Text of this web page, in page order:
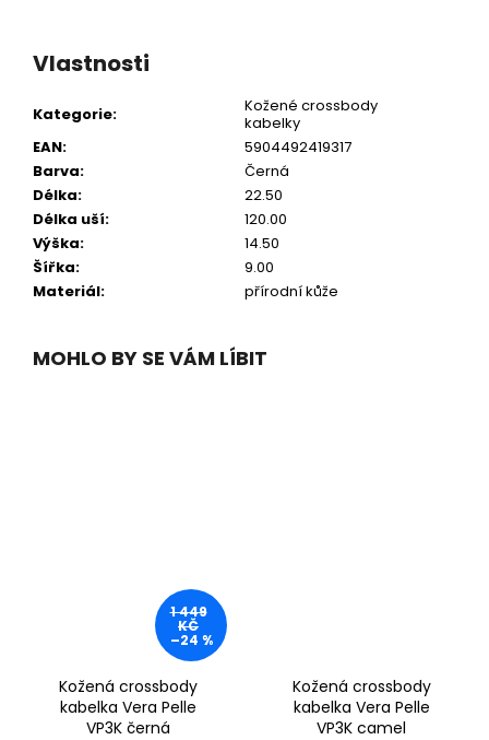
Vlastnosti
Kategorie:
Kožené crossbody
kabelky
EAN:
5904492419317
Barva:
Černá
Délka:
22.50
Délka uší:
120.00
Výška:
14.50
Šířka:
9.00
Materiál: přírodní kůže
MOHLO BY SE VÁM LÍBIT
1 449
KČ
–24 %
Kožená crossbody
kabelka Vera Pelle
VP3K černá
Kožená crossbody
kabelka Vera Pelle
VP3K camel